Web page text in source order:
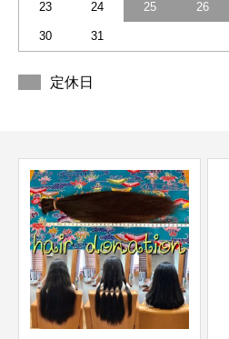
23 24 25 26
30 31
定休日